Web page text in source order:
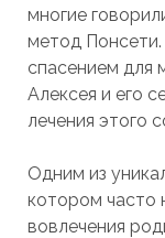
многие
метод
спасением для
Алексея и его
лечения этого
Одним из
котором часто
вовлечения